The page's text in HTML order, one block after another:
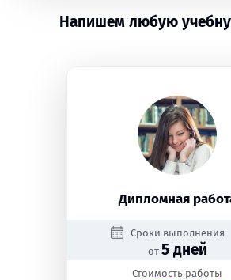
Напишем любую
Дипломная
Сроки выполнения
от 5 дней
Стоимость работы